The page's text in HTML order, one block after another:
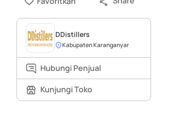
DDistillers
Kabupaten Karanganyar
Hubungi Penjual
Kunjungi Toko